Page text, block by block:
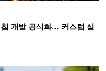
개발 공식화… 커스텀 실